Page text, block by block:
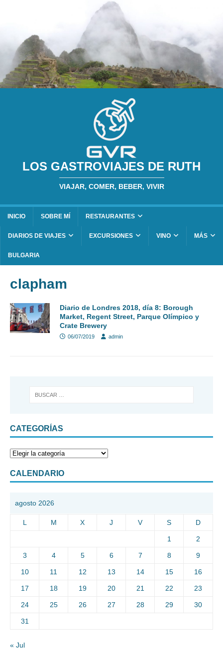
LOS GASTROVIAJES DE RUTH
VIAJAR, COMER, BEBER, VIVIR
INICIO SOBRE MÍ RESTAURANTES
DIARIOS DE VIAJES EXCURSIONES VINO MÁS
BULGARIA
clapham
Diario de Londres 2018, día 8: Borough
Market, Regent Street, Parque Olímpico y
Crate Brewery
06/07/2019 admin
CATEGORÍAS
CALENDARIO
agosto 2026
L M X J V S D
1 2
3 4 5 6 7 8 9
10 11 12 13 14 15 16
17 18 19 20 21 22 23
24 25 26 27 28 29 30
31
« Jul